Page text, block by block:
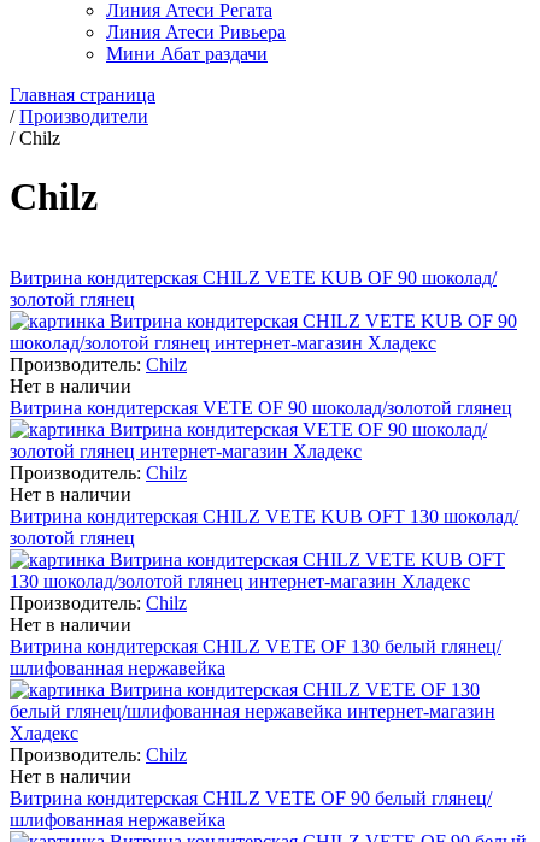
Линия Атеси Регата
Линия Атеси Ривьера
Мини Абат раздачи
Главная страница
/Производители
/Chilz
Chilz
Витрина кондитерская CHILZ VETE KUB OF 90 шоколад/
золотой глянец
Производитель: Chilz
Нет в наличии
Витрина кондитерская VETE OF 90 шоколад/золотой глянец
Производитель: Chilz
Нет в наличии
Витрина кондитерская CHILZ VETE KUB OFT 130 шоколад/
золотой глянец
Производитель: Chilz
Нет в наличии
Витрина кондитерская CHILZ VETE OF 130 белый глянец/
шлифованная нержавейка
Производитель: Chilz
Нет в наличии
Витрина кондитерская CHILZ VETE OF 90 белый глянец/
шлифованная нержавейка